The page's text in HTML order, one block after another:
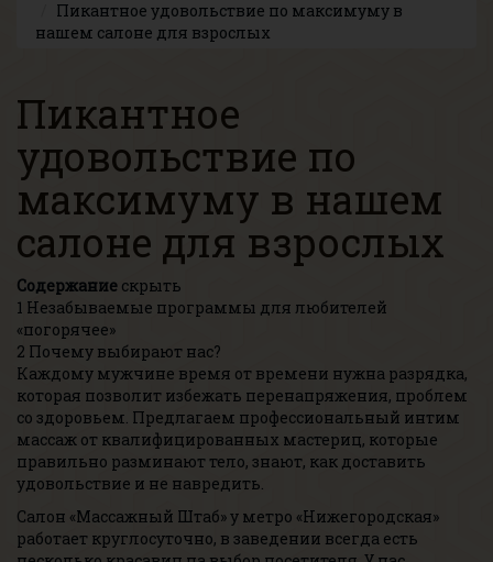
Пикантное удовольствие по максимуму в
нашем салоне для взрослых
Пикантное
удовольствие по
максимуму в нашем
салоне для взрослых
Содержание скрыть
1 Незабываемые программы для любителей
«погорячее»
2 Почему выбирают нас?
Каждому мужчине время от времени нужна разрядка,
которая позволит избежать перенапряжения, проблем
со здоровьем. Предлагаем профессиональный интим
массаж от квалифицированных мастериц, которые
правильно разминают тело, знают, как доставить
удовольствие и не навредить.
Салон «Массажный Штаб» у метро «Нижегородская»
работает круглосуточно, в заведении всегда есть